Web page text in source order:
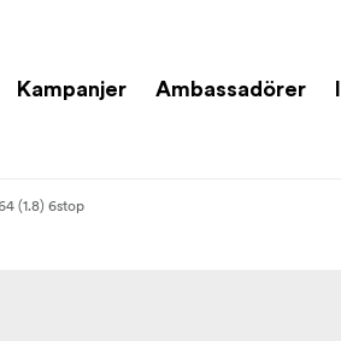
Kampanjer Ambassadörer
(1.8) 6stop